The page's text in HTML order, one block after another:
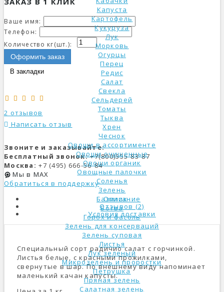
Капуста
Картофель
Кукуруза
Лук
Морковь
Огурцы
Перец
Редис
Салат
Свекла
Сельдерей
Томаты
Тыква
Хрен
Чеснок
Овощи в ассортименте
Овощи очищенные
Овощи органик
Овощные палочки
Соленья
Зелень
Базилик
Ботва
Горох и фасоль
Зелень для консерваций
Зелень суповая
Листья
Лук зеленый
Микрозелень и проростки
Петрушка
Пряная зелень
Салатная зелень
Ваше имя:
Телефон:
Количество кг(шт.):
Оформить заказ
В закладки
2 отзывов
Написать отзыв
Звоните и заказывайте:
Бесплатный звонок:+7(800)555-83-87
Москва: +7 (495) 666-56-84
Мы в MAX
Обратиться в поддержку
Описание
Отзывов (2)
Условия доставки
Специальный сорт радичио салат с горчинкой.
Листья белые, с красными прожилками,
свернутые в шар. По внешнему виду напоминает
маленький качан капусты.